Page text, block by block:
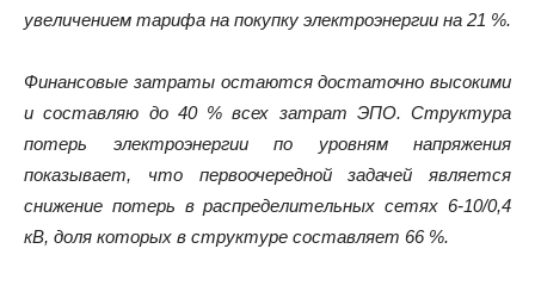
увеличением тарифа на покупку электроэнергии на 21 %.
Финансовые затраты остаются достаточно высокими
и составляю до 40 % всех затрат ЭПО. Структура
потерь электроэнергии по уровням напряжения
показывает, что первоочередной задачей является
снижение потерь в распределительных сетях 6-10/0,4
кВ, доля которых в структуре составляет 66 %.